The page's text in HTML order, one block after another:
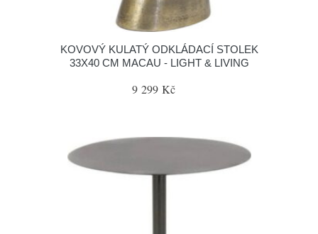
KOVOVÝ KULATÝ ODKLÁDACÍ STOLEK
33X40 CM MACAU - LIGHT & LIVING
9 299 Kč